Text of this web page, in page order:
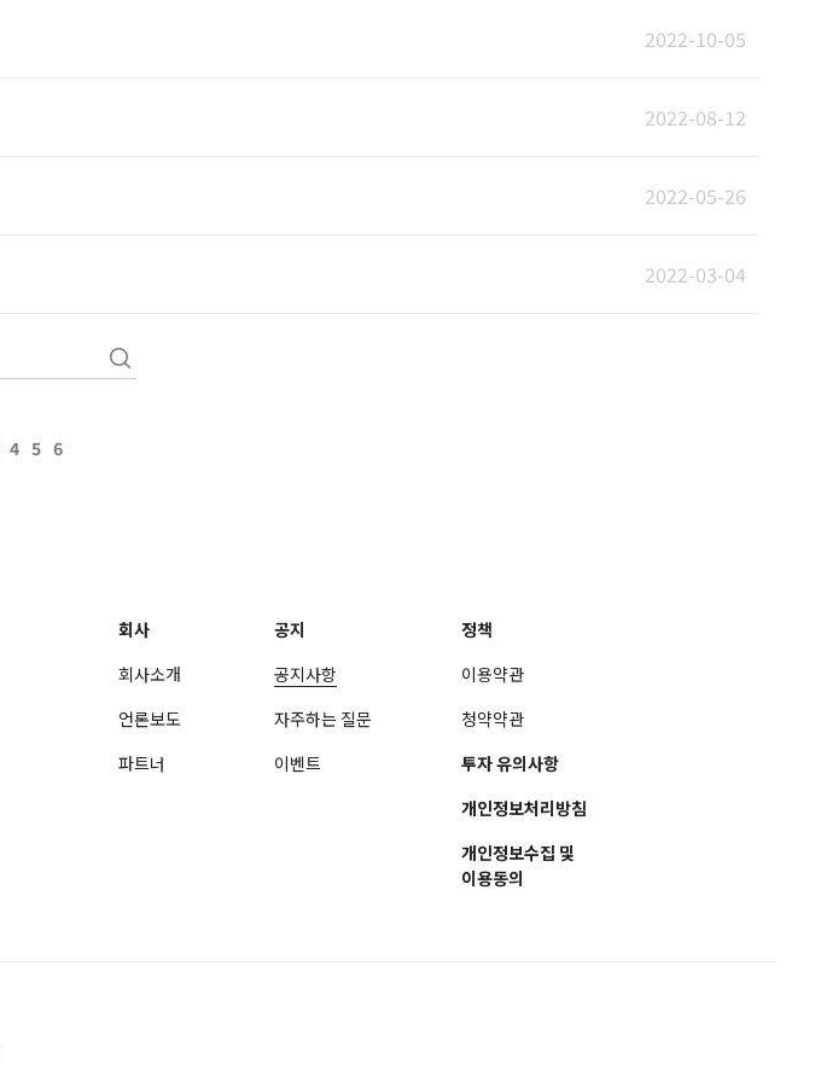
2022-10-05
2022-08-12
2022-05-26
2022-03-04
4 5 6
회사
회사소개
언론보도
파트너
공지
공지사항
자주하는 질문
이벤트
정책
이용약관
청약약관
투자 유의사항
개인정보처리방침
개인정보수집 및
이용동의